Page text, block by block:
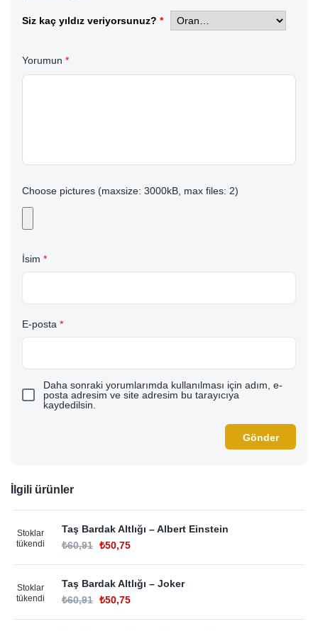
Siz kaç yıldız veriyorsunuz? *
Yorumun *
Choose pictures (maxsize: 3000kB, max files: 2)
İsim *
E-posta *
Daha sonraki yorumlarımda kullanılması için adım, e-
posta adresim ve site adresim bu tarayıcıya
kaydedilsin.
İlgili ürünler
Stoklar
tükendi
Taş Bardak Altlığı – Albert Einstein
₺60,91 ₺50,75
Stoklar
tükendi
Taş Bardak Altlığı – Joker
₺60,91 ₺50,75